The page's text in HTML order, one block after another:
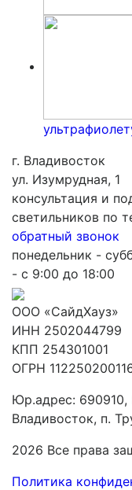
г. Владивосток
ул. Изумрудная, 1
консультация и
светильников по
обратный звонок
понедельник -
- с 9:00 до 18:00
ООО «СайдХауз»
ИНН 2502044799
КПП 254301001
ОГРН
Юр.адрес: 690910,
Владивосток, п.
2026 Все права
Политика